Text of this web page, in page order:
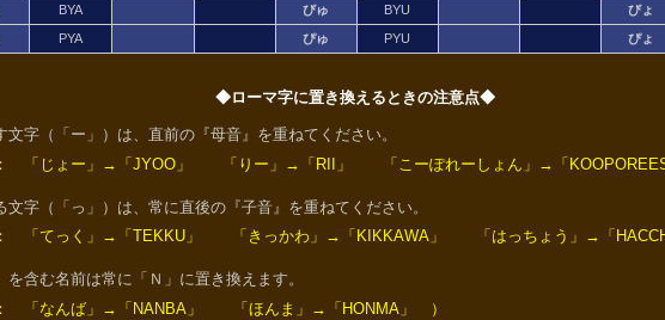
BYA びゅ BYU びょ
PYA ぴゅ PYU ぴょ
◆ローマ字に置き換えるときの注意点◆
文字（「ー」）は、直前の『母音』を重ねてください。
「じょー」→「JYOO」 「りー」→「RII」 「こーぽれーしょん」→「
文字（「っ」）は、常に直後の『子音』を重ねてください。
「てっく」→「TEKKU」 「きっかわ」→「KIKKAWA」 「はっちょう」→「
を含む名前は常に「Ｎ」に置き換えます。
「なんば」→「NANBA」 「ほんま」→「HONMA」 ）